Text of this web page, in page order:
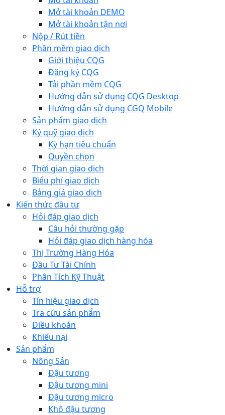
Mở tài khoản DEMO
Mở tài khoản tận nơi
Nộp / Rút tiền
Phần mềm giao dịch
Giới thiệu CQG
Đăng ký CQG
Tải phần mềm CQG
Hướng dẫn sử dụng CQG Desktop
Hướng dẫn sử dụng CGQ Mobile
Sản phẩm giao dịch
Ký quỹ giao dịch
Kỳ hạn tiêu chuẩn
Quyền chọn
Thời gian giao dịch
Biểu phí giao dịch
Bảng giá giao dịch
Kiến thức đầu tư
Hỏi đáp giao dịch
Câu hỏi thường gặp
Hỏi đáp giao dịch hàng hóa
Thị Trường Hàng Hóa
Đầu Tư Tài Chính
Phân Tích Kỹ Thuật
Hỗ trợ
Tín hiệu giao dịch
Tra cứu sản phẩm
Điều khoản
Khiếu nại
Sản phẩm
Nông Sản
Đậu tương
Đậu tương mini
Đậu tương micro
Khô đậu tương